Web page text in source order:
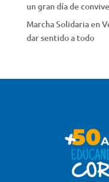
un gran día de
Marcha Solidaria en
dar sentido a todo